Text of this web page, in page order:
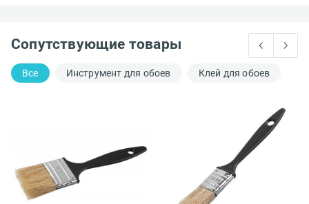
Сопутствующие товары
Все Инструмент для обоев Клей для обоев